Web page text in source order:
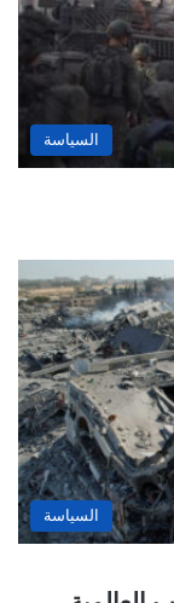
السياسة
السياسة